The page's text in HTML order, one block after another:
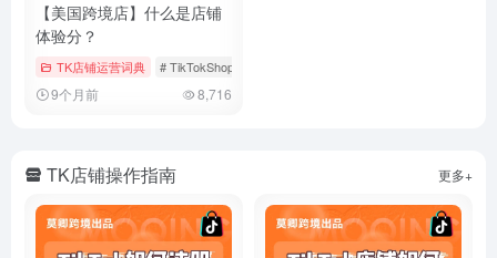
【美国跨境店】什么是店铺
体验分？
TK店铺运营词典 # TikTokShop
9个月前 8,716
TK店铺操作指南 更多+